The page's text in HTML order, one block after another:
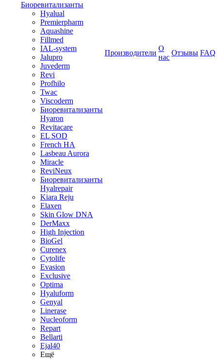
Биоревитализанты
Hyalual
Premierpharm
Aquashine
Fillmed
IAL-system
Jalupro
Juvederm
Revi
Profhilo
Twac
Viscoderm
Биоревитализанты
Hyaron
Revitacare
EL SOD
French HA
Lasbeau Aurora
Miracle
ReviNeux
Биоревитализанты
Hyalrepair
Kiara Reju
Elaxen
Skin Glow DNA
DerMaxx
High Injection
BioGel
Curenex
Cytolife
Evasion
Exclusive
Optima
Hyaluform
Genyal
Linerase
Nucleoform
Repart
Bellarti
Ejal40
Ещё
Производители
О
нас
Отзывы FAQ